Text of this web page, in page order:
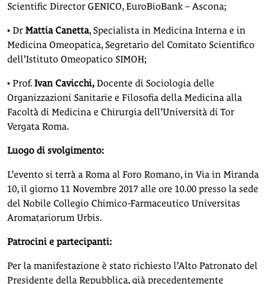
Scientific Director GENICO, EuroBioBank – Ascona;
• DrMattia Canetta, Specialista in Medicina Interna e in
Medicina Omeopatica, Segretario del Comitato Scientifico
dell’Istituto Omeopatico SIMOH;
• Prof. Ivan Cavicchi, Docente di Sociologia delle
Organizzazioni Sanitarie e Filosofia della Medicina alla
Facoltà di Medicina e Chirurgia dell’Università di Tor
Vergata Roma.
Luogo di svolgimento:
L’evento si terrà a Roma al Foro Romano, in Via in Miranda
10, il giorno 11 Novembre 2017 alle ore 10.00 presso la sede
del Nobile Collegio Chimico-Farmaceutico Universitas
Aromatariorum Urbis.
Patrocini e partecipanti:
Per la manifestazione è stato richiesto l’Alto Patronato del
Presidente della Repubblica, già precedentemente